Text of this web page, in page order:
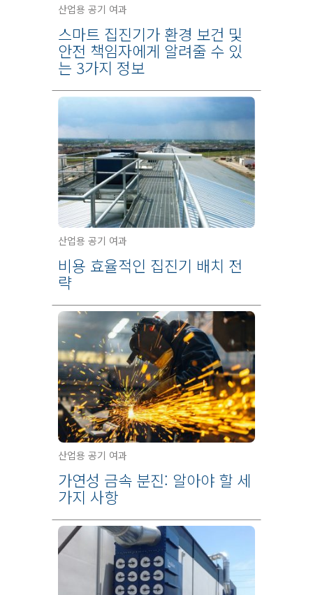
산업용 공기 여과
스마트 집진기가 환경 보건 및
안전 책임자에게 알려줄 수 있
는 3가지 정보
산업용 공기 여과
비용 효율적인 집진기 배치 전
략
산업용 공기 여과
가연성 금속 분진: 알아야 할 세
가지 사항